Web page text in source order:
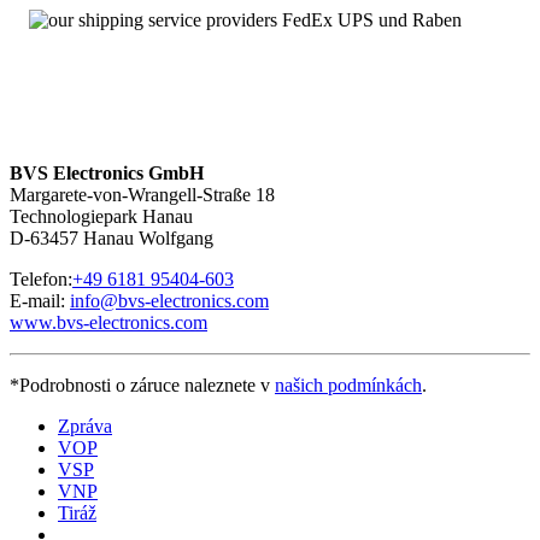
Angebot von Neuteilen
Sie erreichbar. Bei Fragen kontaktieren Sie uns unter
95404-200.
BVS Electronics GmbH
Margarete-von-Wrangell-Straße 18
Technologiepark Hanau
D-63457 Hanau Wolfgang
Telefon:+49 6181 95404-603
E-mail: info@bvs-electronics.com
www.bvs-electronics.com
*Podrobnosti o záruce naleznete v našich podmínkách.
Zpráva
VOP
VSP
VNP
Tiráž